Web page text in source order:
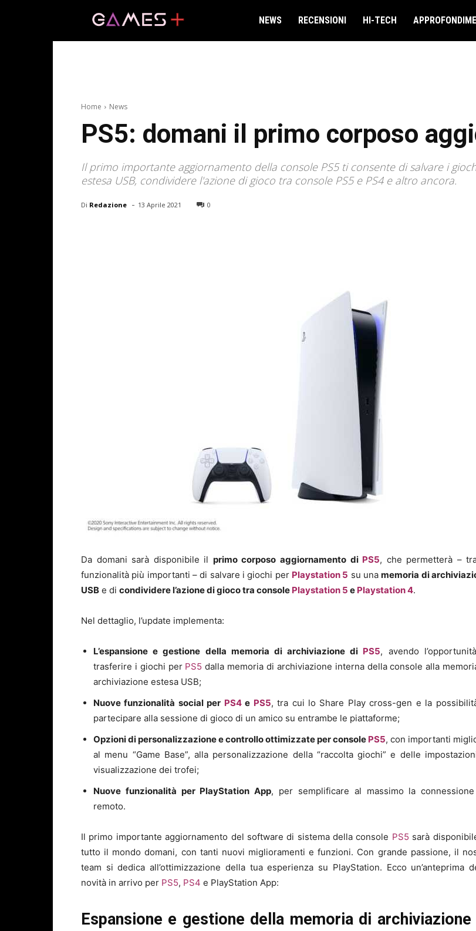
NEWS RECENSIONI HI-TECH
Home News
PS5: domani il primo corposo
Il primo importante aggiornamento della console PS5 ti consente di salvare i
estesa USB, condividere l'azione di gioco tra console PS5 e PS4 e altro ancora.
Di Redazione - 13 Aprile 2021 0
Da domani sarà disponibile il primo corposo aggiornamento di PS5, che permetterà –
funzionalità più importanti – di salvare i giochi per Playstation 5 su unamemoria di
USB e di condividere l’azione di gioco tra console Playstation 5 e Playstation 4.
Nel dettaglio, l’update implementa:
L’espansione e gestione della memoria di archiviazione di PS5, avendo
trasferire i giochi per PS5 dalla memoria di archiviazione interna della console alla
archiviazione estesa USB;
Nuove funzionalità social per PS4e PS5, tra cui lo Share Play cross-gen e la
partecipare alla sessione di gioco di un amico su entrambe le piattaforme;
Opzioni di personalizzazione e controllo ottimizzate per console PS5, con importanti
al menu “Game Base”, alla personalizzazione della “raccolta giochi” e delle
visualizzazione dei trofei;
Nuove funzionalità per PlayStation App, per semplificare al massimo la
remoto.
Il primo importante aggiornamento del software di sistema della console PS5 sarà
tutto il mondo domani, con tanti nuovi miglioramenti e funzioni. Con grande passione, il
team si dedica all’ottimizzazione della tua esperienza su PlayStation. Ecco un’anteprima
novità in arrivo per PS5, PS4 e PlayStation App:
Espansione e gestione della memoria di archiviazione